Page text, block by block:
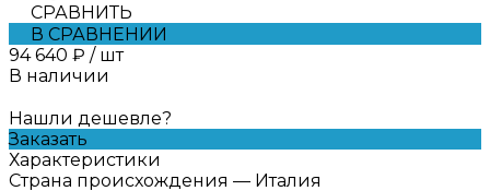
СРАВНИТЬ
В СРАВНЕНИИ
94 640 ₽ / шт
В наличии
Нашли дешевле?
Заказать
Характеристики
Страна происхождения — Италия